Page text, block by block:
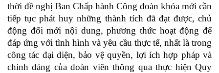
thời đề nghị Ban Chấp hành Công đoàn khóa mới cần
tiếp tục phát huy những thành tích đã đạt được, chủ
động đổi mới nội dung, phương thức hoạt động để
đáp ứng với tình hình và yêu cầu thực tế, nhất là trong
công tác đại diện, bảo vệ quyền, lợi ích hợp pháp và
chính đáng của đoàn viên thông qua thực hiện Quy